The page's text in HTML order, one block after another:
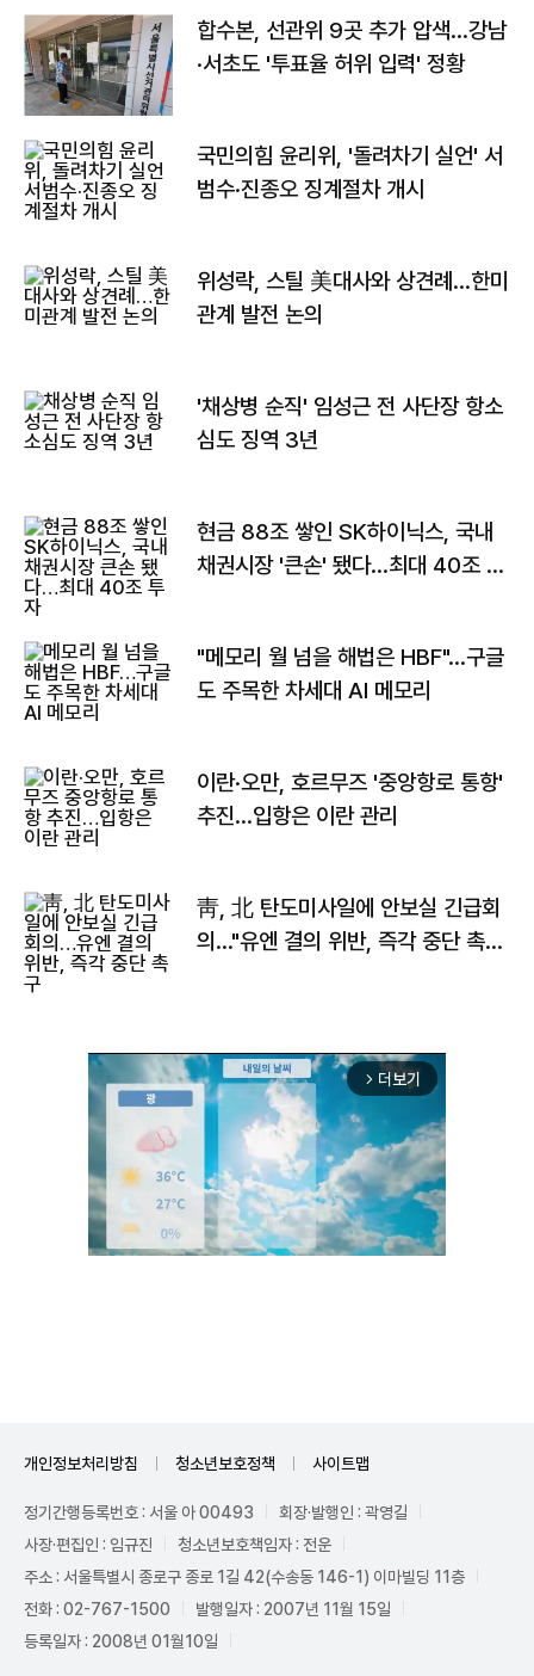
합수본, 선관위 9곳 추가 압색…강남
·서초도 '투표율 허위 입력' 정황
국민의힘 윤리위, '돌려차기 실언' 서
범수·진종오 징계절차 개시
위성락, 스틸 美대사와 상견례…한미
관계 발전 논의
'채상병 순직' 임성근 전 사단장 항소
심도 징역 3년
현금 88조 쌓인 SK하이닉스, 국내
채권시장 '큰손' 됐다…최대 40조 투
"메모리 월 넘을 해법은 HBF"…구글
도 주목한 차세대 AI 메모리
이란·오만, 호르무즈 '중앙항로 통항'
추진…입항은 이란 관리
靑, 北 탄도미사일에 안보실 긴급회
의…"유엔 결의 위반, 즉각 중단 촉
arrow_forward_ios 더보기
개인정보처리방침 청소년보호정책 사이트맵
정기간행등록번호 : 서울 아 00493
회장·발행인 : 곽영길
사장·편집인 : 임규진
청소년보호책임자 : 전운
주소 : 서울특별시 종로구 종로 1길 42(수송동 146-1) 이마빌딩 11층
전화 : 02-767-1500
발행일자 : 2007년 11월 15일
등록일자 : 2008년 01월10일